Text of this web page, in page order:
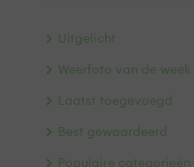
Uitgelicht
Weerfoto van de week
Laatst toegevoegd
Best gewaardeerd
Populaire categorieën